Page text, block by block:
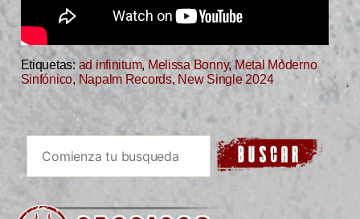
Etiquetas:ad infinitum, Melissa Bonny, Metal Moderno
Sinfónico, Napalm Records, New Single 2024